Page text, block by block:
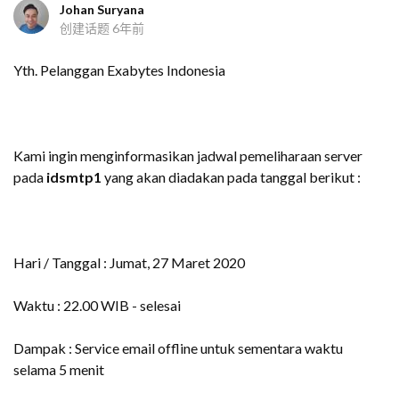
Johan Suryana
创建话题 6年前
Yth. Pelanggan Exabytes Indonesia
Kami ingin menginformasikan jadwal pemeliharaan server
pada idsmtp1 yang akan diadakan pada tanggal berikut :
Hari / Tanggal : Jumat, 27 Maret 2020
Waktu : 22.00 WIB - selesai
Dampak : Service email offline untuk sementara waktu
selama 5 menit